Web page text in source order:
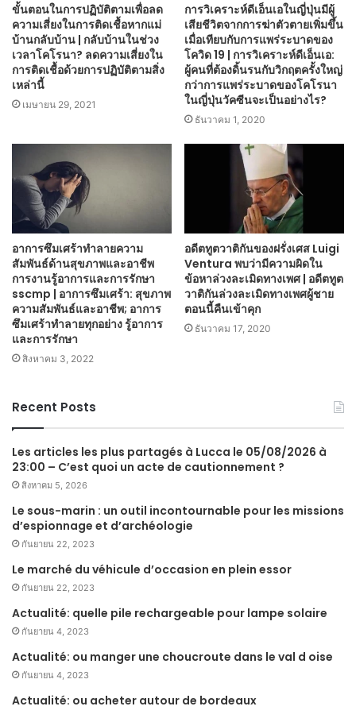
ขั้นตอนในการปฏิบัติตามเพื่อลด
ความเสี่ยงในการติดเชื้อหากแม่
บ้านกลับบ้าน | กลับบ้านในช่วง
เวลาโคโรนา? ลดความเสี่ยงใน
การติดเชื้อด้วยการปฏิบัติตามสิ่ง
เหล่านี้
เมษายน 29, 2021
การวิเคราะห์ดีเอ็นเอในญี่ปุ่นมีผู้
เสียชีวิตจากการฆ่าตัวตายเพิ่มขึ้น
เมื่อเทียบกับการแพร่ระบาดของ
โควิด 19 | การวิเคราะห์ดีเอ็นเอ:
ผู้คนที่ต้องดิ้นรนกับวิกฤตครั้งใหญ่
กว่าการแพร่ระบาดของโคโรนา
ในญี่ปุ่นวัคซีนจะเป็นอย่างไร?
ธันวาคม 1, 2020
อาการซึมเศร้าทำลายความ
สัมพันธ์ด้านสุขภาพและอาชีพ
การงานรู้อาการและการรักษา
sscmp | อาการซึมเศร้า: สุขภาพ
ความสัมพันธ์และอาชีพ; อาการ
ซึมเศร้าทำลายทุกอย่าง รู้อาการ
และการรักษา
สิงหาคม 3, 2022
อดีตทูตวาติกันของฝรั่งเศส Luigi
Ventura พบว่ามีความผิดใน
ข้อหาล่วงละเมิดทางเพศ | อดีตทูต
วาติกันล่วงละเมิดทางเพศผู้ชาย
ตอนนี้คืนเข้าคุก
ธันวาคม 17, 2020
Recent Posts
Les articles les plus partagés à Lucca le 05/08/2026 à
23:00 – C’est quoi un acte de cautionnement ?
สิงหาคม 5, 2026
Le sous-marin : un outil incontournable pour les missions
d’espionnage et d’archéologie
กันยายน 22, 2023
Le marché du véhicule d’occasion en plein essor
กันยายน 22, 2023
Actualité: quelle pile rechargeable pour lampe solaire
กันยายน 4, 2023
Actualité: ou manger une choucroute dans le val d oise
กันยายน 4, 2023
Actualité: ou acheter autour de bordeaux